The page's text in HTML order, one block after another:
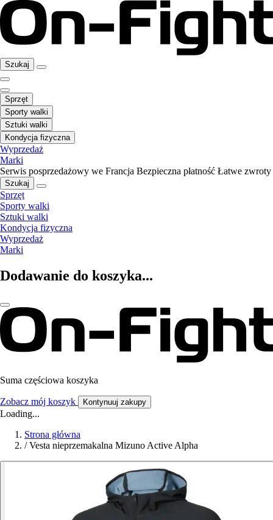
Szukaj
Sprzęt
Sporty walki
Sztuki walki
Kondycja fizyczna
Wyprzedaż
Marki
Serwis posprzedażowy we Francja Bezpieczna płatność Łatwe zwroty
Szukaj
Sprzęt
Sporty walki
Sztuki walki
Kondycja fizyczna
Wyprzedaż
Marki
Dodawanie do koszyka...
Suma częściowa koszyka
Zobacz mój koszyk Kontynuuj zakupy
Loading...
Strona główna
/ Vesta nieprzemakalna Mizuno Active Alpha